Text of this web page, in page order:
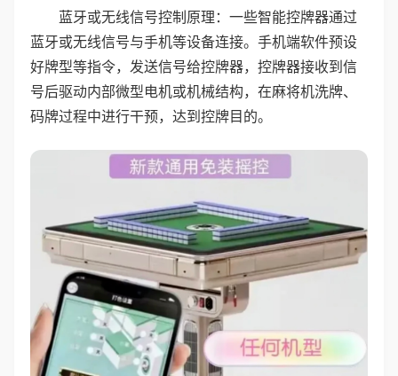
蓝牙或无线信号控制原理：一些智能控牌器通过
蓝牙或无线信号与手机等设备连接。手机端软件预设
好牌型等指令，发送信号给控牌器，控牌器接收到信
号后驱动内部微型电机或机械结构，在麻将机洗牌、
码牌过程中进行干预，达到控牌目的。